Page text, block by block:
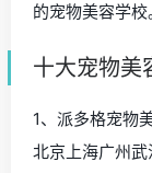
的宠物美容学校
十大宠物美
1、派多格宠物
北京上海广州